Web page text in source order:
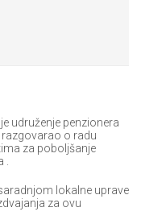
udruženje penzionera
o radu
za poboljšanje
.
lokalne uprave
za ovu